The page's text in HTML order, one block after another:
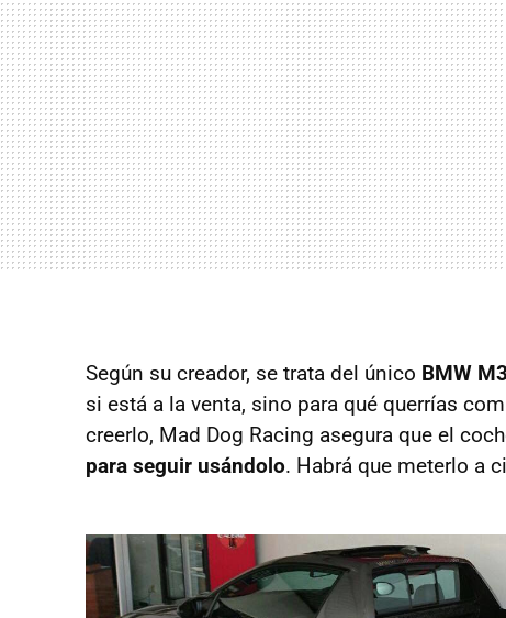
Según su creador, se trata del único BMW
si está a la venta, sino para qué querrías
creerlo, Mad Dog Racing asegura que el
para seguir usándolo. Habrá que meterlo a